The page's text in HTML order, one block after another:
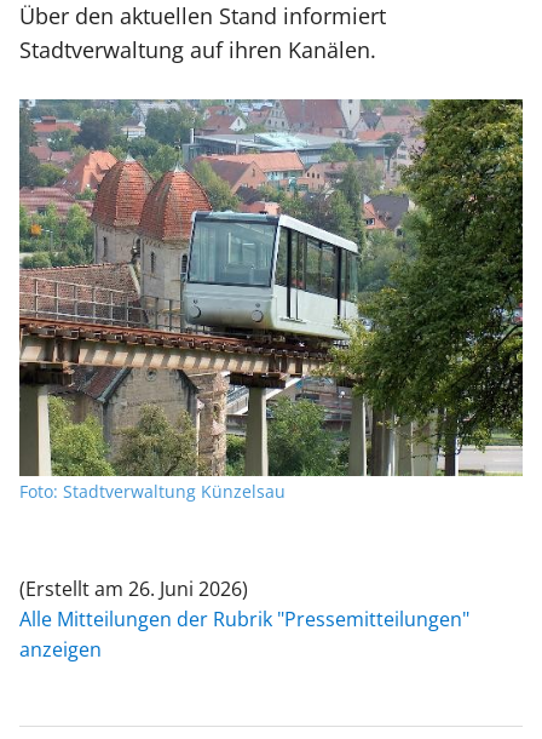
Über den aktuellen Stand informiert
Stadtverwaltung auf ihren Kanälen.
Foto: Stadtverwaltung Künzelsau
(Erstellt am 26. Juni 2026)
Alle Mitteilungen der Rubrik "Pressemitteilungen"
anzeigen